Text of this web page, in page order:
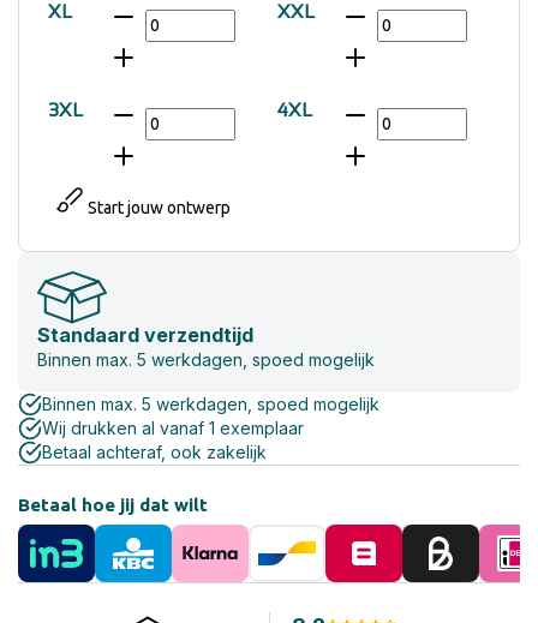
XL XXL
3XL 4XL
Start jouw ontwerp
Standaard verzendtijd
Binnen max. 5 werkdagen, spoed mogelijk
Binnen max. 5 werkdagen, spoed mogelijk
Wij drukken al vanaf 1 exemplaar
Betaal achteraf, ook zakelijk
Betaal hoe jij dat wilt